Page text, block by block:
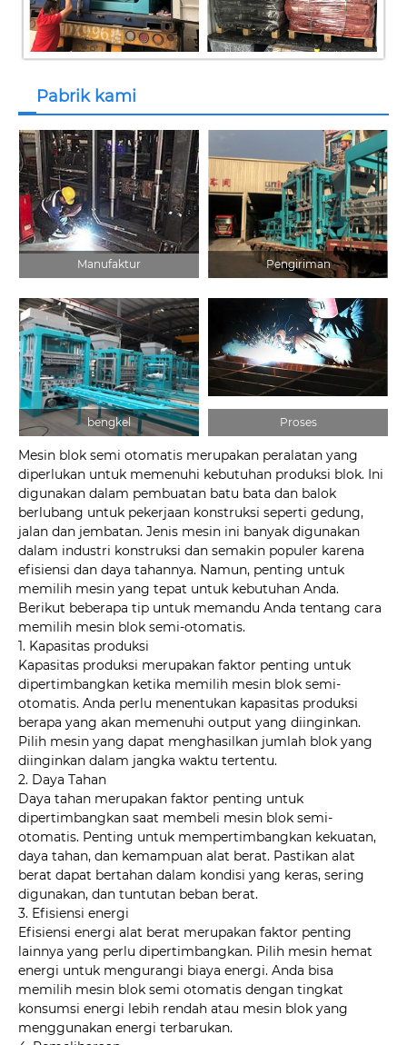
Pabrik kami
Manufaktur Pengiriman
bengkel Proses
Mesin blok semi otomatis merupakan peralatan yang
diperlukan untuk memenuhi kebutuhan produksi blok. Ini
digunakan dalam pembuatan batu bata dan balok
berlubang untuk pekerjaan konstruksi seperti gedung,
jalan dan jembatan. Jenis mesin ini banyak digunakan
dalam industri konstruksi dan semakin populer karena
efisiensi dan daya tahannya. Namun, penting untuk
memilih mesin yang tepat untuk kebutuhan Anda.
Berikut beberapa tip untuk memandu Anda tentang cara
memilih mesin blok semi-otomatis.
1. Kapasitas produksi
Kapasitas produksi merupakan faktor penting untuk
dipertimbangkan ketika memilih mesin blok semi-
otomatis. Anda perlu menentukan kapasitas produksi
berapa yang akan memenuhi output yang diinginkan.
Pilih mesin yang dapat menghasilkan jumlah blok yang
diinginkan dalam jangka waktu tertentu.
2. Daya Tahan
Daya tahan merupakan faktor penting untuk
dipertimbangkan saat membeli mesin blok semi-
otomatis. Penting untuk mempertimbangkan kekuatan,
daya tahan, dan kemampuan alat berat. Pastikan alat
berat dapat bertahan dalam kondisi yang keras, sering
digunakan, dan tuntutan beban berat.
3. Efisiensi energi
Efisiensi energi alat berat merupakan faktor penting
lainnya yang perlu dipertimbangkan. Pilih mesin hemat
energi untuk mengurangi biaya energi. Anda bisa
memilih mesin blok semi otomatis dengan tingkat
konsumsi energi lebih rendah atau mesin blok yang
menggunakan energi terbarukan.